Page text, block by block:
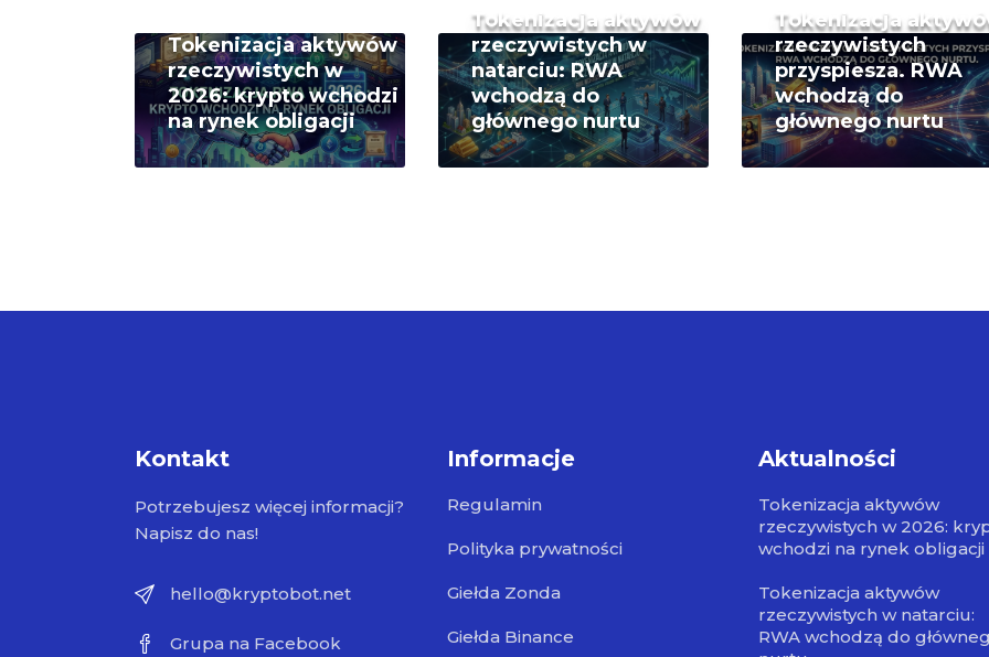
Tokenizacja aktywów
rzeczywistych w
2026: krypto wchodzi
na rynek obligacji
Tokenizacja aktywów
rzeczywistych w
natarciu: RWA
wchodzą do
głównego nurtu
Tokenizacja
rzeczywistych
przyspiesza. RWA
wchodzą do
głównego nurtu
Kontakt
Potrzebujesz więcej informacji?
Napisz do nas!
hello@kryptobot.net
Grupa na Facebook
Informacje
Regulamin
Polityka prywatności
Giełda Zonda
Giełda Binance
Aktualności
Tokenizacja aktywów
rzeczywistych w 2026:
wchodzi na rynek obligacji
Tokenizacja aktywów
rzeczywistych w natarciu:
RWA wchodzą do